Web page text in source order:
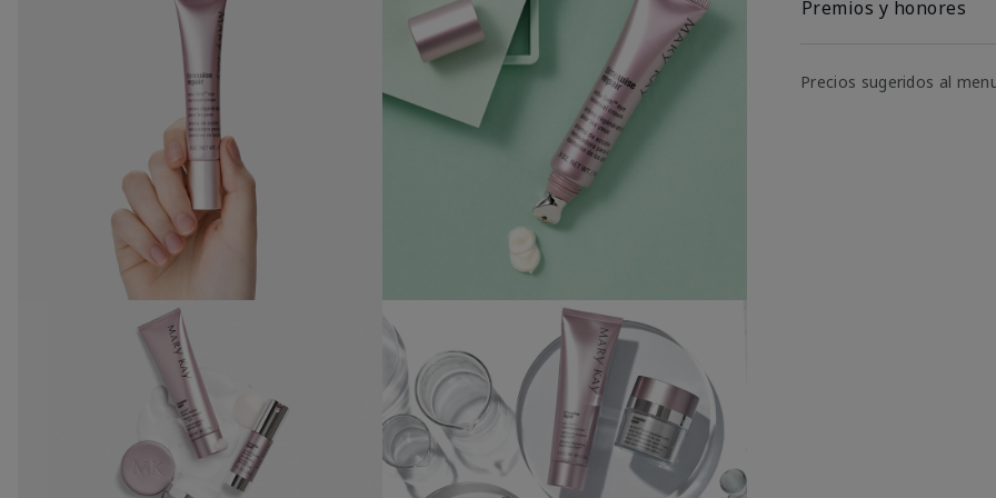
Premios y honores
Precios sugeridos al